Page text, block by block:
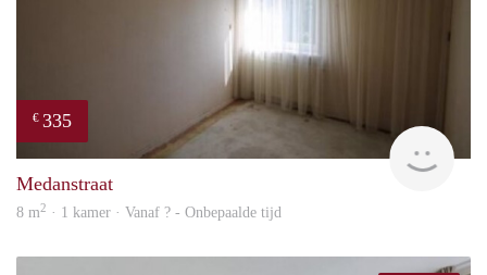
€ 335
Medanstraat
8 m2 · 1 kamer · Vanaf ? - Onbepaalde tijd